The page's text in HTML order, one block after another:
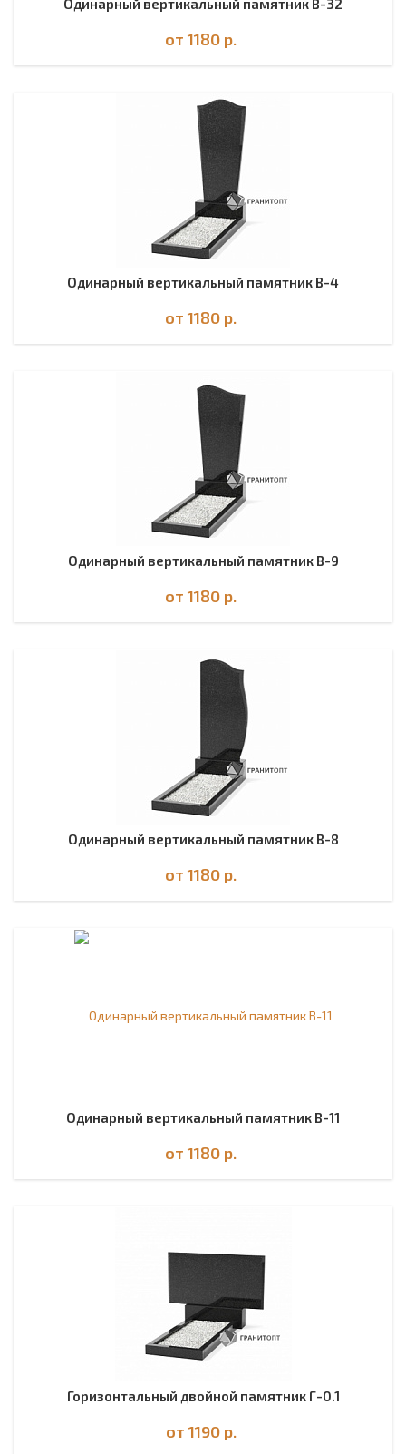
Одинарный вертикальный памятник В-32
от 1180 р.
Одинарный вертикальный памятник В-4
от 1180 р.
Одинарный вертикальный памятник В-9
от 1180 р.
Одинарный вертикальный памятник В-8
от 1180 р.
Одинарный вертикальный памятник В-11
от 1180 р.
Горизонтальный двойной памятник Г-0.1
от 1190 р.